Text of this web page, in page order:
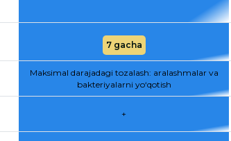
7 gacha
Maksimal darajadagi tozalash: aralashmalar va
bakteriyalarni yo‘qotish
+